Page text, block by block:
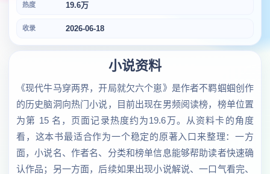
热度 19.6万
收录 2026-06-18
小说资料
《现代牛马穿两界，开局就欠六个崽》是作者不羁蝈蝈创作
的历史脑洞向热门小说，目前出现在男频阅读榜，榜单位置
为第 15 名，页面记录热度约为19.6万。从资料卡的角度
看，这本书最适合作为一个稳定的原著入口来整理：一方
面，小说名、作者名、分类和榜单信息能够帮助读者快速确
认作品；另一方面，后续如果出现小说解说、一口气看完、